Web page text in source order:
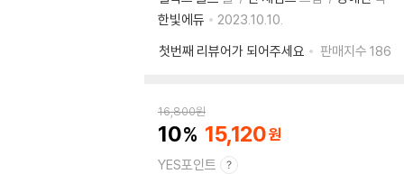
한빛에듀
2023.10.10.
첫번째 리뷰어가 되어주세요
판매지수 186
16,800원
10 15,120
YES포인트